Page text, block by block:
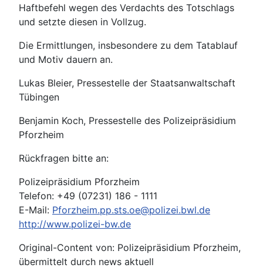
Haftbefehl wegen des Verdachts des Totschlags
und setzte diesen in Vollzug.
Die Ermittlungen, insbesondere zu dem Tatablauf
und Motiv dauern an.
Lukas Bleier, Pressestelle der Staatsanwaltschaft
Tübingen
Benjamin Koch, Pressestelle des Polizeipräsidium
Pforzheim
Rückfragen bitte an:
Polizeipräsidium Pforzheim
Telefon: +49 (07231) 186 - 1111
E-Mail: Pforzheim.pp.sts.oe@polizei.bwl.de
http://www.polizei-bw.de
Original-Content von: Polizeipräsidium Pforzheim,
übermittelt durch news aktuell